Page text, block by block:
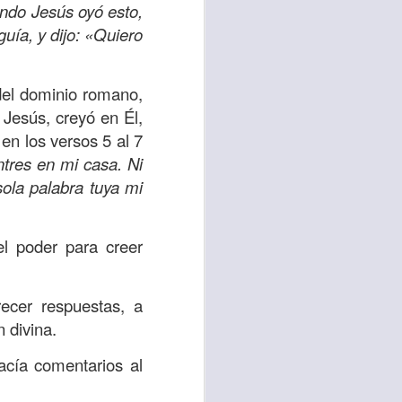
Jesús oyó esto,
y dijo: «Quiero
dominio romano,
creyó en Él,
los versos 5 al 7
en mi casa. Ni
palabra tuya mi
poder para creer
respuestas, a
divina.
comentarios al
es el prójimo,
la vida eterna era
y con toda tu
ti mismo” . (Lucas
una parábola y
es que esta
corazón en este
que están
de alguien en
pasando por
10, versos